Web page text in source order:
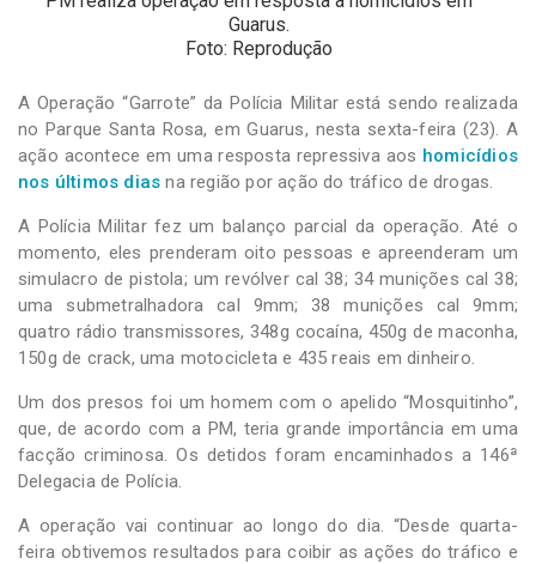
Guarus.
Foto: Reprodução
A Operação “Garrote” da Polícia Militar está sendo realizada
no Parque Santa Rosa, em Guarus, nesta sexta-feira (23). A
ação acontece em uma resposta repressiva aos homicídios
nos últimos diasna região por ação do tráfico de drogas.
A Polícia Militar fez um balanço parcial da operação. Até o
momento, eles prenderam oito pessoas e apreenderam um
simulacro de pistola; um revólver cal 38; 34 munições cal 38;
uma submetralhadora cal 9mm; 38 munições cal 9mm;
quatro rádio transmissores, 348g cocaína, 450g de maconha,
150g de crack, uma motocicleta e 435 reais em dinheiro.
Um dos presos foi um homem com o apelido “Mosquitinho”,
que, de acordo com a PM, teria grande importância em uma
facção criminosa. Os detidos foram encaminhados a 146ª
Delegacia de Polícia.
A operação vai continuar ao longo do dia. “Desde quarta-
feira obtivemos resultados para coibir as ações do tráfico e